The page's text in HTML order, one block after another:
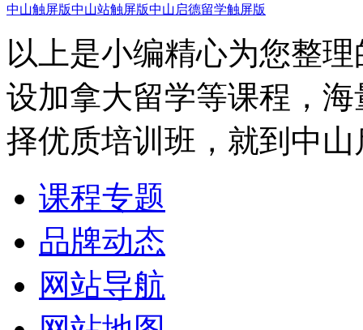
中山触屏版中山站触屏版中山启德留学触屏版
以上是小编精心为您整
设加拿大留学等课程，
择优质培训班，就到中
课程专题
品牌动态
网站导航